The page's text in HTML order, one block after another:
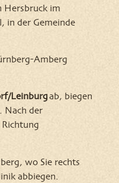
Hersbruck im
in der Gemeinde
Amberg
Leinburgab, biegen
Nach der
wo Sie rechts
abbiegen.